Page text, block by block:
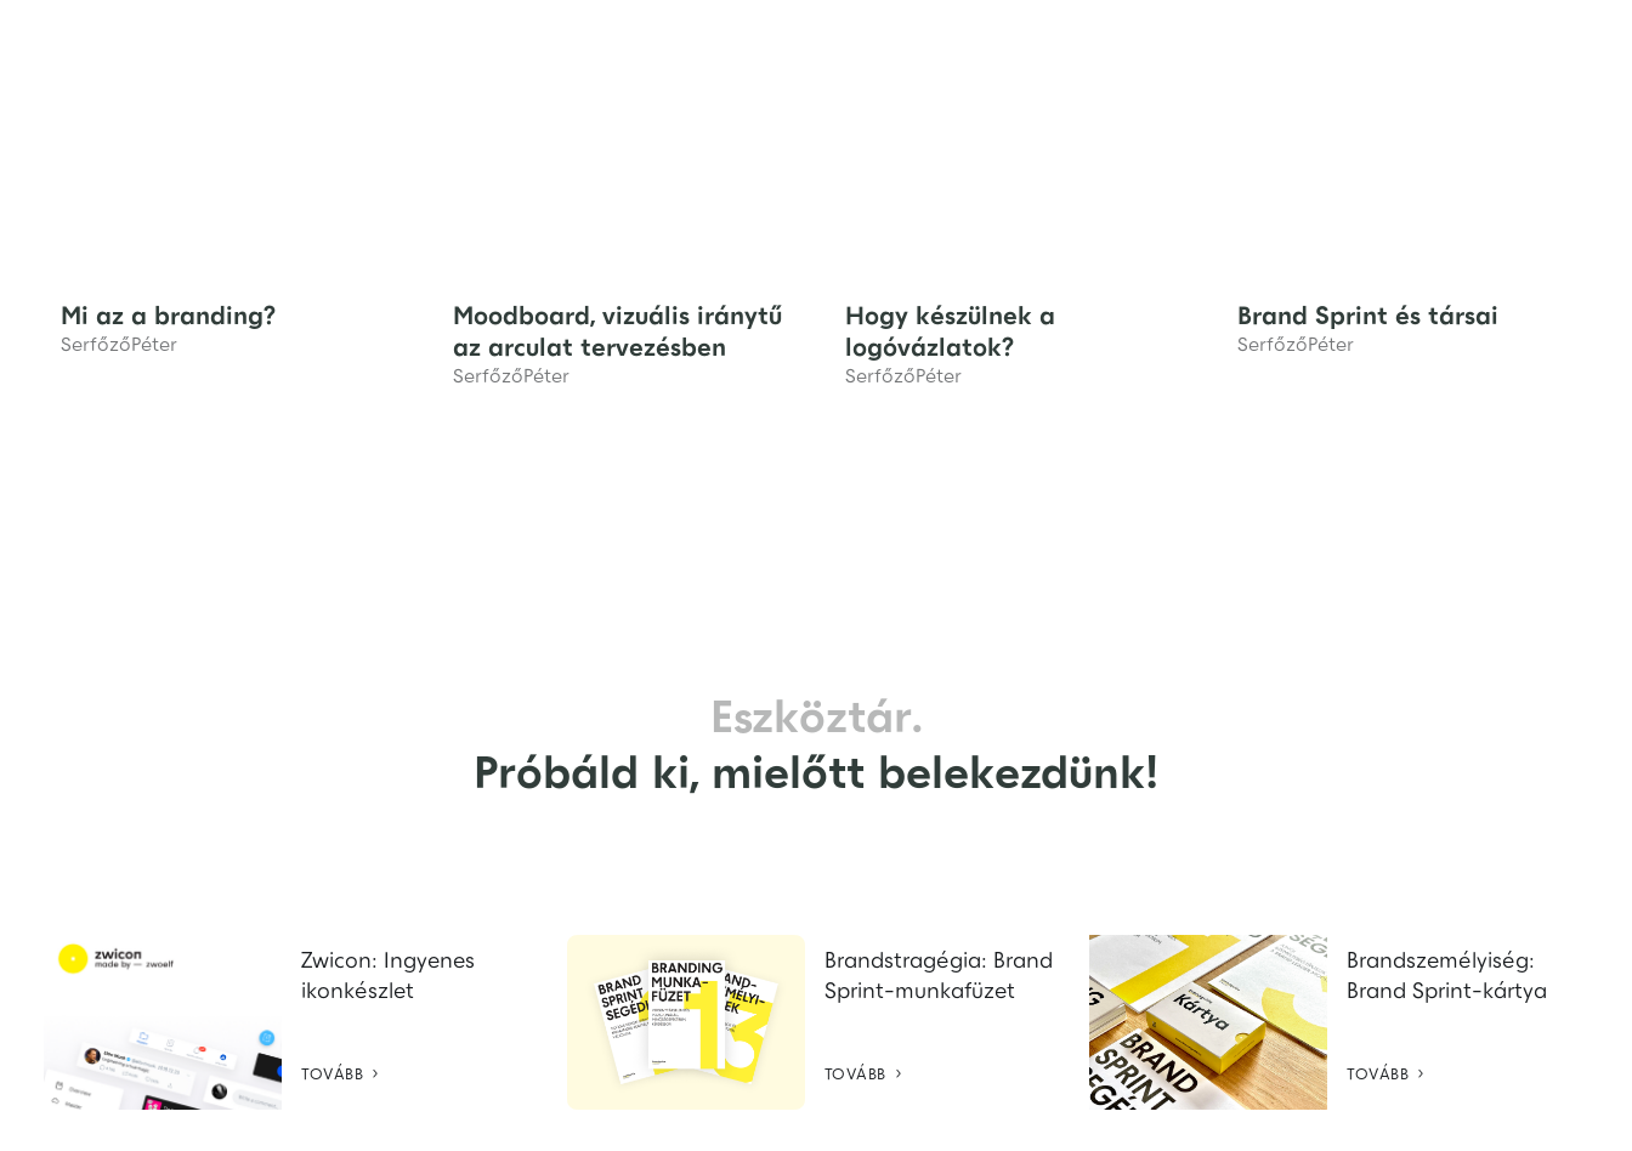
Mi az a branding?
SerfőzőPéter
Moodboard, vizuális iránytű
az arculat tervezésben
SerfőzőPéter
Hogy készülnek a
logóvázlatok?
SerfőzőPéter
Brand Sprint és társai
SerfőzőPéter
Eszköztár.
Próbáld ki, mielőtt belekezdünk!
Zwicon: Ingyenes
ikonkészlet
TOVÁBB 
Brandstragégia: Brand
Sprint-munkafüzet
TOVÁBB 
Brandszemélyiség:
Brand Sprint-kártya
TOVÁBB 